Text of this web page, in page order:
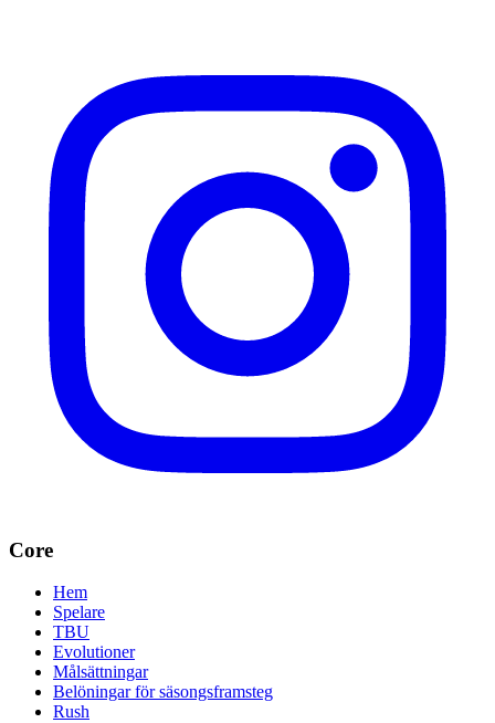
Core
Hem
Spelare
TBU
Evolutioner
Målsättningar
Belöningar för säsongsframsteg
Rush